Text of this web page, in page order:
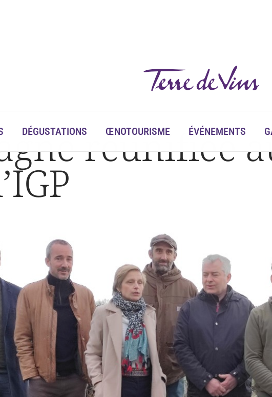
DÉGUSTATIONS ŒNOTOURISME ÉVÉNEMENTS
autour d’un projet d’IGP
réunifiée